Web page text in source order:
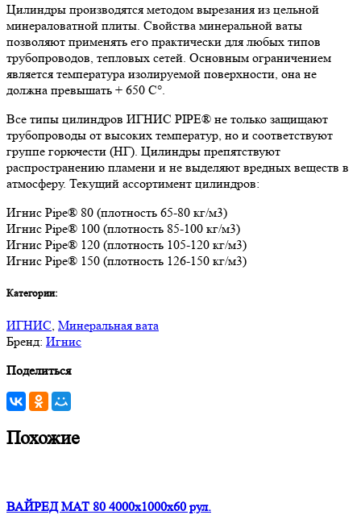
Цилиндры производятся методом вырезания из цельной
минераловатной плиты. Свойства минеральной ваты
позволяют применять его практически для любых типов
трубопроводов, тепловых сетей. Основным ограничением
является температура изолируемой поверхности, она не
должна превышать + 650 C°.
Все типы цилиндров ИГНИС PIPE® не только защищают
трубопроводы от высоких температур, но и соответствуют
группе горючести (НГ). Цилиндры препятствуют
распространению пламени и не выделяют вредных веществ в
атмосферу. Текущий ассортимент цилиндров:
Игнис Pipe® 80 (плотность 65-80 кг/м3)
Игнис Pipe® 100 (плотность 85-100 кг/м3)
Игнис Pipe® 120 (плотность 105-120 кг/м3)
Игнис Pipe® 150 (плотность 126-150 кг/м3)
Категории:
ИГНИС, Минеральная вата
Бренд: Игнис
Поделиться
Похожие
ВАЙРЕД МАТ 80 4000x1000x60 рул.